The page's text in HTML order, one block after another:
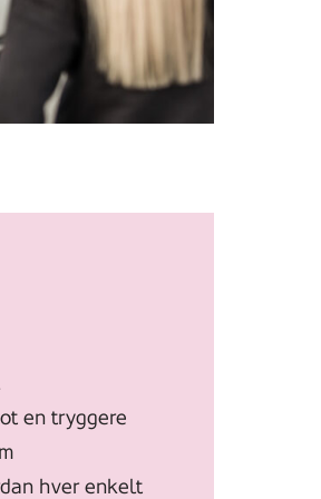
en tryggere
hver enkelt